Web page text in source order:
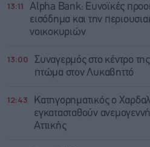
13:11
Alpha Bank: Ευνοϊκές
εισόδημα και την
νοικοκυριών
13:00
Συναγερμός στο κέντρο
πτώμα στον Λυκαβηττό
12:43
Κατηγορηματικός ο
εγκατασταθούν
Αττικής